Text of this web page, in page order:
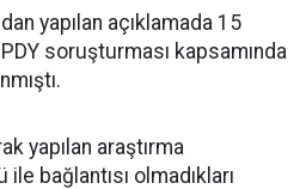
yapılan açıklamada 15
soruşturması kapsamında
yapılan araştırma
bağlantısı olmadıkları